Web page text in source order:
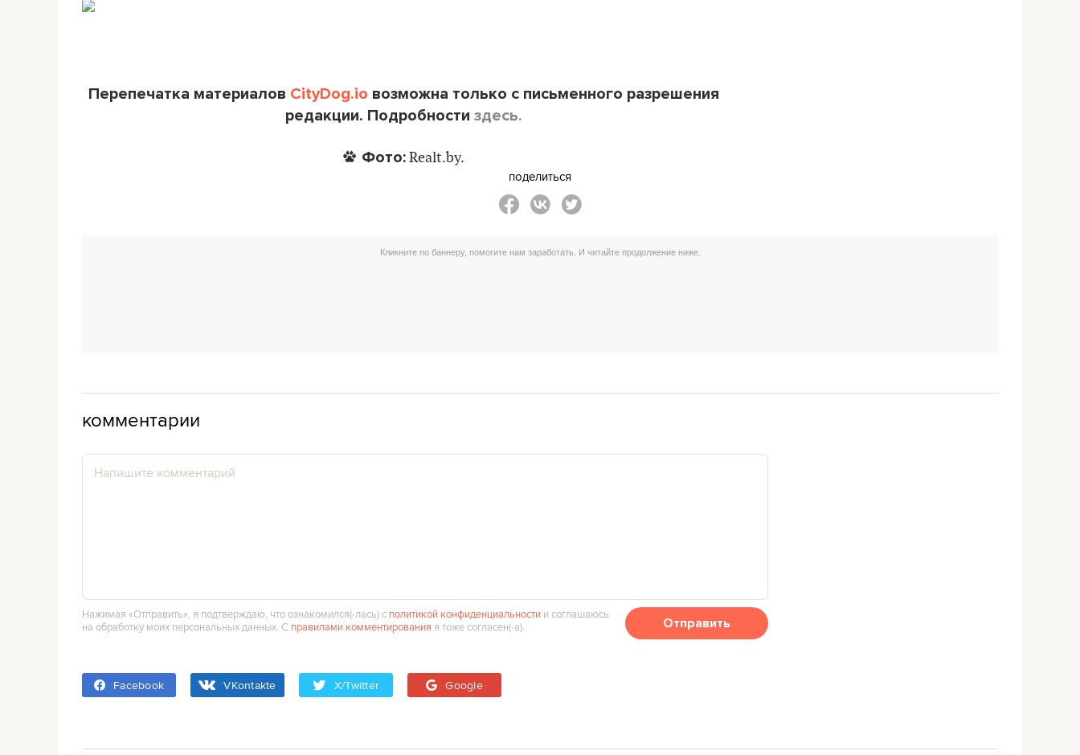
Перепечатка материалов CityDog.io возможна только с письменного разрешения
редакции. Подробности здесь.
Фото:Realt.by.
поделиться
комментарии
Нажимая «Отправить», я подтверждаю, что ознакомился(‑лась) с политикой конфиденциальности и соглашаюсь
на обработку моих персональных данных. С правилами комментирования я тоже согласен(‑а). Отправить
Facebook VKontakte X/Twitter Google